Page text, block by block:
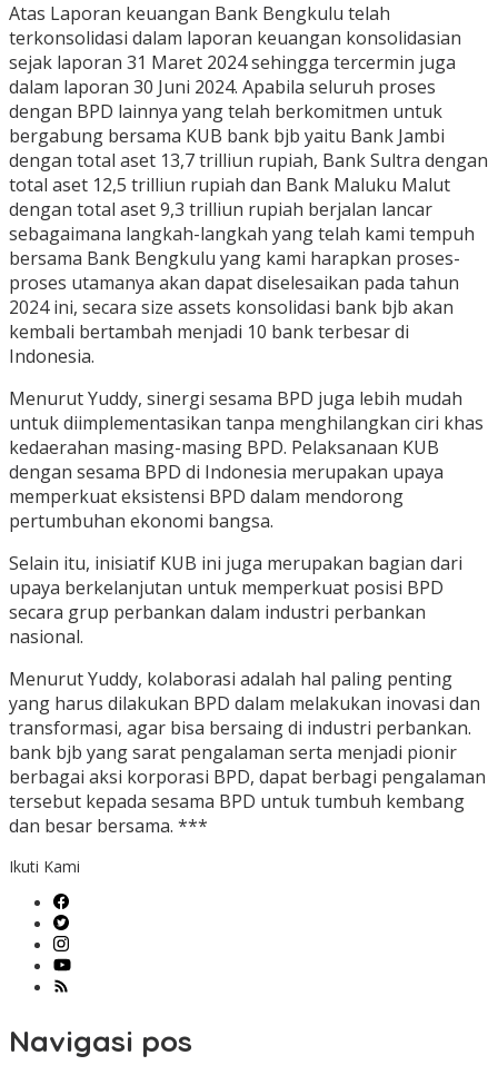
Atas Laporan keuangan Bank Bengkulu telah
terkonsolidasi dalam laporan keuangan konsolidasian
sejak laporan 31 Maret 2024 sehingga tercermin juga
dalam laporan 30 Juni 2024. Apabila seluruh proses
dengan BPD lainnya yang telah berkomitmen untuk
bergabung bersama KUB bank bjb yaitu Bank Jambi
dengan total aset 13,7 trilliun rupiah, Bank Sultra dengan
total aset 12,5 trilliun rupiah dan Bank Maluku Malut
dengan total aset 9,3 trilliun rupiah berjalan lancar
sebagaimana langkah-langkah yang telah kami tempuh
bersama Bank Bengkulu yang kami harapkan proses-
proses utamanya akan dapat diselesaikan pada tahun
2024 ini, secara size assets konsolidasi bank bjb akan
kembali bertambah menjadi 10 bank terbesar di
Indonesia.
Menurut Yuddy, sinergi sesama BPD juga lebih mudah
untuk diimplementasikan tanpa menghilangkan ciri khas
kedaerahan masing-masing BPD. Pelaksanaan KUB
dengan sesama BPD di Indonesia merupakan upaya
memperkuat eksistensi BPD dalam mendorong
pertumbuhan ekonomi bangsa.
Selain itu, inisiatif KUB ini juga merupakan bagian dari
upaya berkelanjutan untuk memperkuat posisi BPD
secara grup perbankan dalam industri perbankan
nasional.
Menurut Yuddy, kolaborasi adalah hal paling penting
yang harus dilakukan BPD dalam melakukan inovasi dan
transformasi, agar bisa bersaing di industri perbankan.
bank bjb yang sarat pengalaman serta menjadi pionir
berbagai aksi korporasi BPD, dapat berbagi pengalaman
tersebut kepada sesama BPD untuk tumbuh kembang
dan besar bersama. ***
Ikuti Kami
Navigasi pos